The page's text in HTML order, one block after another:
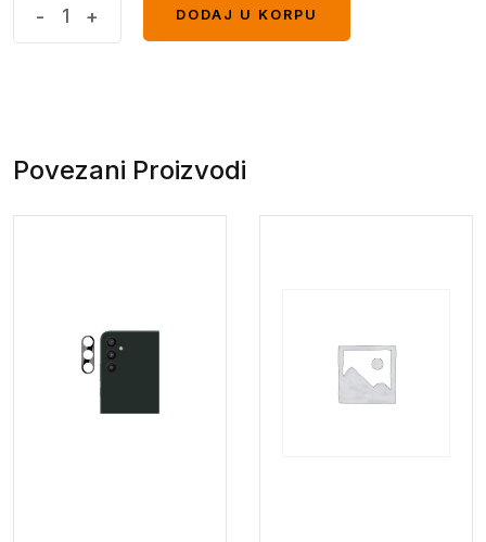
quantity
- +
DODAJ U KORPU
Povezani Proizvodi